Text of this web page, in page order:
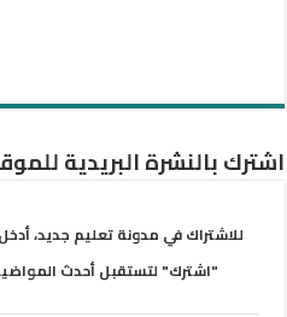
اشترك بالنشرة البريدية
للاشتراك في مدونة تعليم جديد،
"اشترك" لتستقبل أحدث